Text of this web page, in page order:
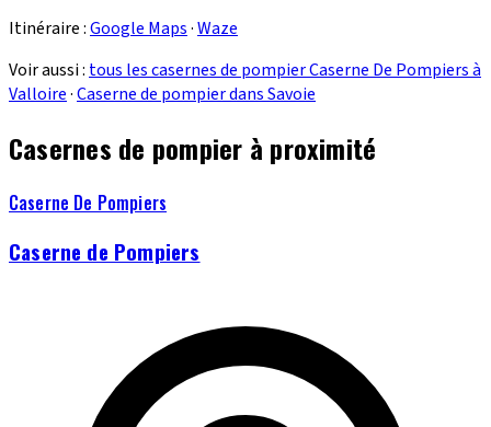
Itinéraire :Google Maps·Waze
Voir aussi : tous les casernes de pompier Caserne De Pompiers à
Valloire·Caserne de pompier dans Savoie
Casernes de pompier à proximité
Caserne De Pompiers
Caserne de Pompiers